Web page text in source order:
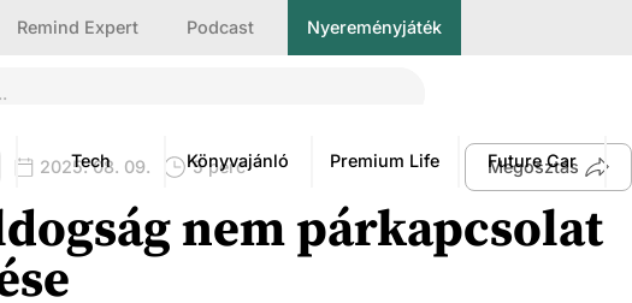
Remind Expert Podcast Nyereményjáték
Tech Könyvajánló Premium Life Future Car
2025. 08. 09. 5 perc Megosztás
nem párkapcsolat